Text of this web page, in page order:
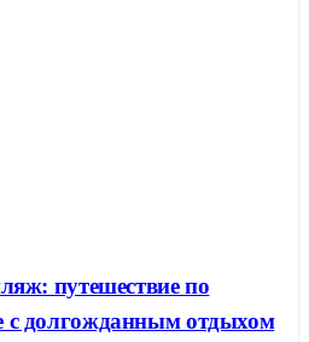
путешествие по
с долгожданным отдыхом